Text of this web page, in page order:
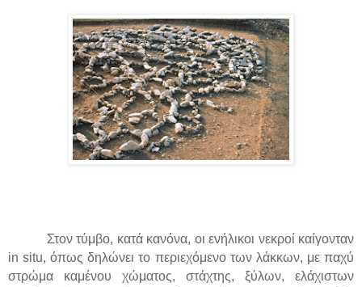
Στον τύμβο, κατά κανόνα, οι ενήλικοι νεκροί καίγονταν
in situ, όπως δηλώνει το περιεχόμενο των λάκκων, με παχύ
στρώμα καμένου χώματος, στάχτης, ξύλων, ελάχιστων